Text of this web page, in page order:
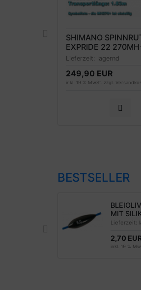
SHIMANO
EXPRIDE 22
SPINNING 2.13M 7-
GRAMM, EINTEILIG,
2022
Lieferzeit: lagernd
249,90 EUR
inkl. 19 % MwSt. zzgl.
BESTSELLER
MIT
Lieferzeit:
2,70
inkl. 19 %